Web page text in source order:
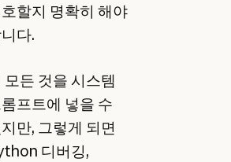
할지 명확히 해야
다.
모든 것을 시스템
프트에 넣을 수
만, 그렇게 되면
디버깅,